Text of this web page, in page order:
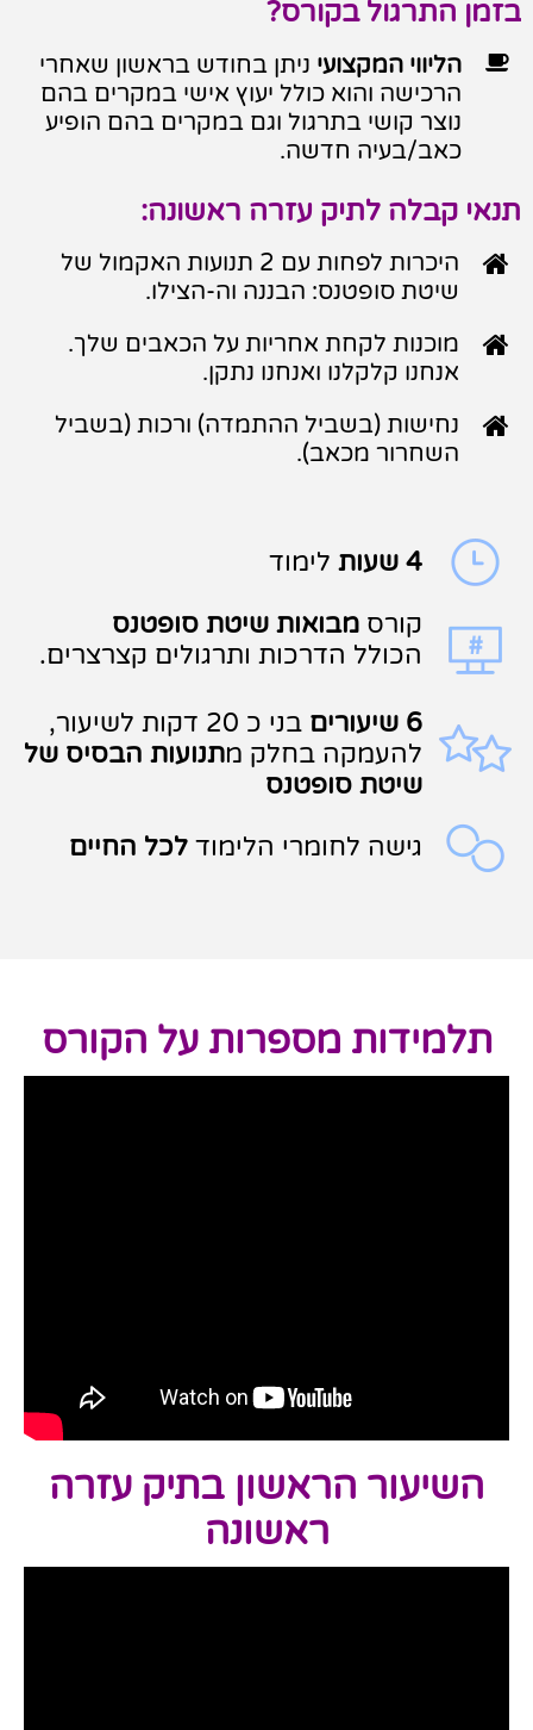
בזמן התרגול בקורס?
 הליווי המקצועי ניתן בחודש בראשון שאחרי
הרכישה והוא כולל יעוץ אישי במקרים בהם
נוצר קושי בתרגול וגם במקרים בהם הופיע
כאב/בעיה חדשה.
תנאי קבלה לתיק עזרה ראשונה:

היכרות לפחות עם 2 תנועות האקמול של
שיטת סופטנס: הבננה וה-הצילו.

מוכנות לקחת אחריות על הכאבים שלך.
אנחנו קלקלנו ואנחנו נתקן.

נחישות (בשביל ההתמדה) ורכות (בשביל
השחרור מכאב).
4 שעות
לימוד
קורס מבואות שיטת סופטנס
הכולל הדרכות ותרגולים קצרצרים.
6 שיעורים
בני כ 20 דקות לשיעור,
להעמקה בחלק מתנועות הבסיס של
שיטת סופטנס
גישה לחומרי הלימוד לכל החיים
תלמידות מספרות על הקורס
השיעור הראשון בתיק עזרה
ראשונה